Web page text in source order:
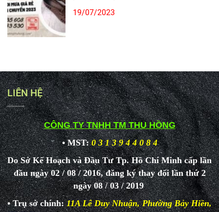
19/07/2023
LIÊN HỆ
CÔNG TY TNHH TM THU HỒNG
• MST: 0 3 1 3 9 4 4 0 8 4
Do Sở Kế Hoạch và Đầu Tư Tp. Hồ Chí Minh cấp lần
đầu ngày 02 / 08 / 2016, đăng ký thay đổi lần thứ 2
ngày 08 / 03 / 2019
• Trụ sở chính:11A Lê Duy Nhuận, Phường Bảy Hiền,